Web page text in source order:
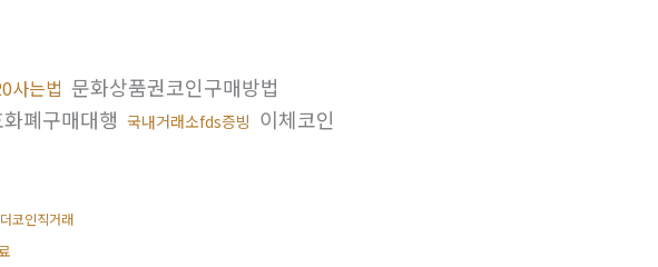
사는법 문화상품권코인구매방법
폐구매대행 국내거래소fds증빙 이체코인
코인직거래